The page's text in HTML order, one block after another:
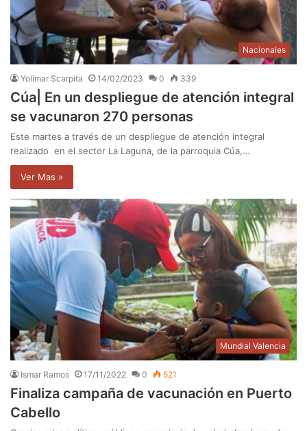
Nacionales
Yolimar Scarpita 14/02/2023 0 339
Cúa| En un despliegue de atención integral
se vacunaron 270 personas
Este martes a través de un despliegue de atención integral
realizado en el sector La Laguna, de la parroquia Cúa,…
Ver Mas »
Mundial Valencia
Ismar Ramos 17/11/2022 0 521
Finaliza campaña de vacunación en Puerto
Cabello